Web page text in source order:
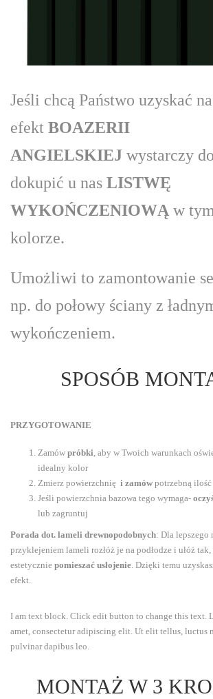
Jeśli chcą Państwo uzyskać
efekt BOAZERII
ANGIELSKIEJ wystarczy
dokupić u nas LISTWĘ
WYKOŃCZENIOWĄ w
kolorze.
Umożliwi to zamontowanie
np. do połowy ściany z
wykończeniem.
SPOSÓB
PRZYGOTOWANIE
Zamów próbki, aby w Twoich warunkach
idealny kolor
Zmierz powierzchnię i zamów potrzebną
Jeśli powierzchnia bazowa tego wymaga-
lub zagruntuj
Porada dot. lameli drewnopodobnych: Dla lepszego
przyklejeniem lameli rozłóż je na podłodze i ułóż tak,
estetycznie pomieszać usłojenie. Dzięki temu
efekt.
I am text block. Click edit button to change this text.
amet, consectetur adipiscing elit. Ut elit tellus, luctus
pulvinar dapibus leo.
MONTAŻ W 3